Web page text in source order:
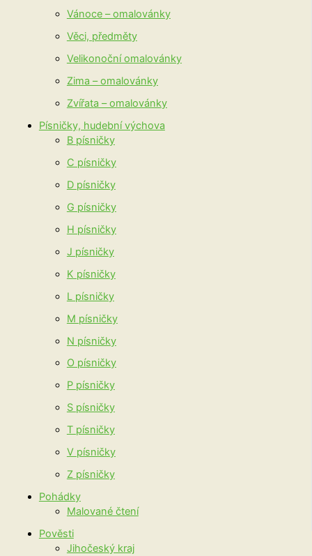
Vánoce – omalovánky
Věci, předměty
Velikonoční omalovánky
Zima – omalovánky
Zvířata – omalovánky
Písničky, hudební výchova
B písničky
C písničky
D písničky
G písničky
H písničky
J písničky
K písničky
L písničky
M písničky
N písničky
O písničky
P písničky
S písničky
T písničky
V písničky
Z písničky
Pohádky
Malované čtení
Pověsti
Jihočeský kraj